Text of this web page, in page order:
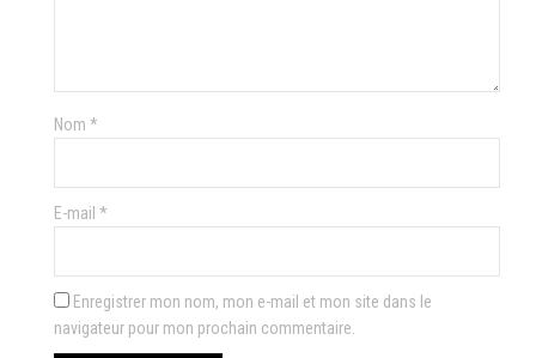
Nom *
E-mail *
Enregistrer mon nom, mon e-mail et mon site dans le
navigateur pour mon prochain commentaire.